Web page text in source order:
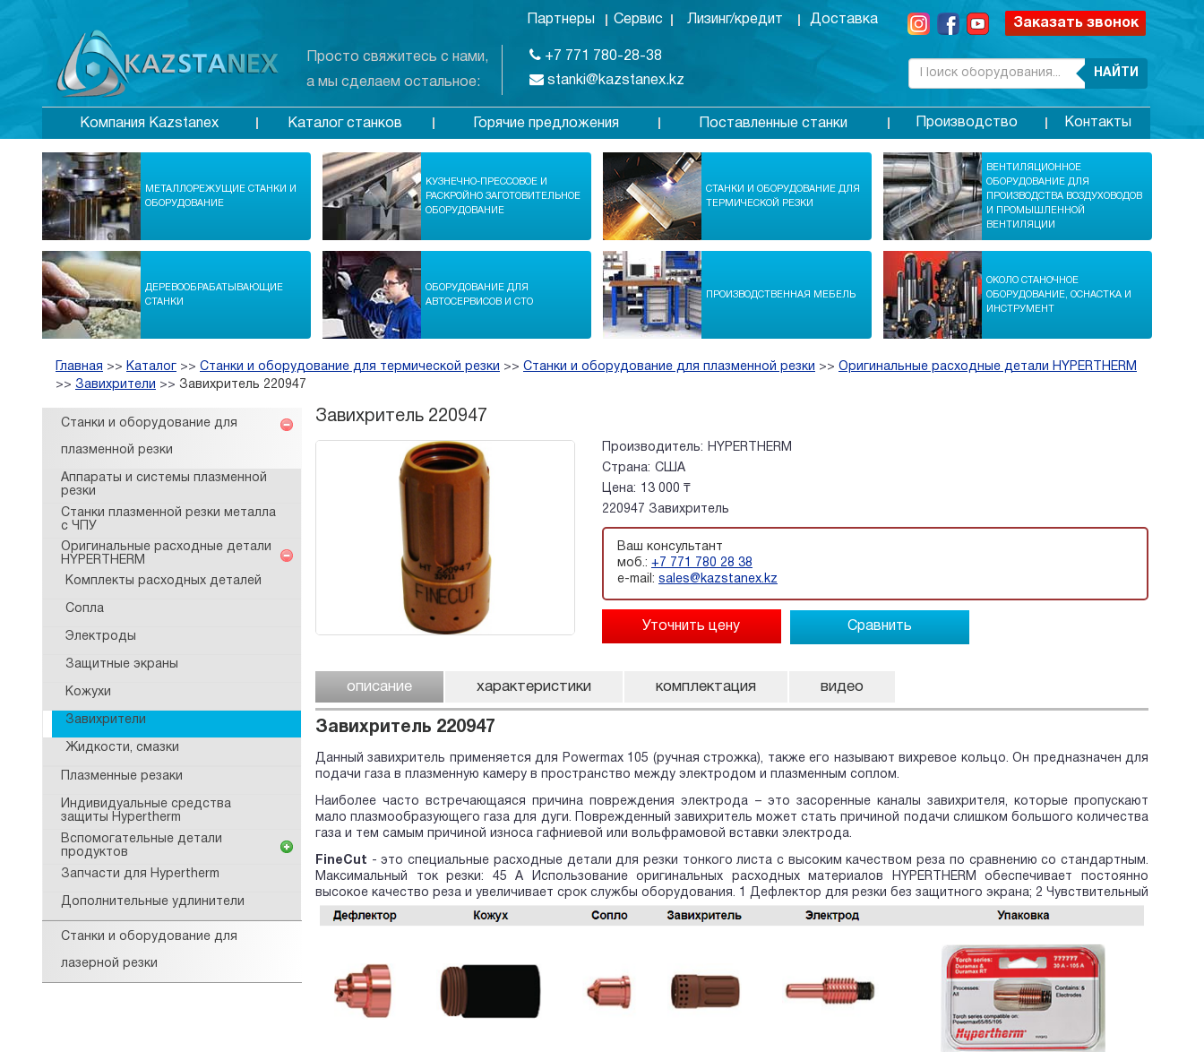
Просто свяжитесь с нами,
а мы сделаем остальное:
Партнеры Сервис Лизинг/кредит Доставка
+7 771 780-28-38
stanki@kazstanex.kz
Заказать звонок
НАЙТИ
Компания Kazstanex Каталог станков Горячие предложения Поставленные станки Производство Контакты
МЕТАЛЛОРЕЖУЩИЕ СТАНКИ И
ОБОРУДОВАНИЕ
КУЗНЕЧНО-ПРЕССОВОЕ И
РАСКРОЙНО ЗАГОТОВИТЕЛЬНОЕ
ОБОРУДОВАНИЕ
СТАНКИ И ОБОРУДОВАНИЕ ДЛЯ
ТЕРМИЧЕСКОЙ РЕЗКИ
ВЕНТИЛЯЦИОННОЕ
ОБОРУДОВАНИЕ ДЛЯ
ПРОИЗВОДСТВА ВОЗДУХОВОДОВ
И ПРОМЫШЛЕННОЙ
ВЕНТИЛЯЦИИ
ДЕРЕВООБРАБАТЫВАЮЩИЕ
СТАНКИ
ОБОРУДОВАНИЕ ДЛЯ
АВТОСЕРВИСОВ И СТО
ПРОИЗВОДСТВЕННАЯ МЕБЕЛЬ
ОКОЛО СТАНОЧНОЕ
ОБОРУДОВАНИЕ, ОСНАСТКА И
ИНСТРУМЕНТ
Главная >> Каталог >> Станки и оборудование для термической резки >> Станки и оборудование для плазменной резки >> Оригинальные расходные детали HYPERTHERM
>> Завихрители >> Завихритель 220947
Станки и оборудование для
плазменной резки
Аппараты и системы плазменной
резки
Станки плазменной резки металла
с ЧПУ
Оригинальные расходные детали
HYPERTHERM
Комплекты расходных деталей
Сопла
Электроды
Защитные экраны
Кожухи
Завихрители
Жидкости, смазки
Плазменные резаки
Индивидуальные средства
защиты Hypertherm
Вспомогательные детали
продуктов
Запчасти для Hypertherm
Дополнительные удлинители
Станки и оборудование для
лазерной резки
Завихритель 220947
Производитель:
HYPERTHERM
Страна: США
Цена: 13 000 ₸
220947 Завихритель
Ваш консультант
моб.: +7 771 780 28 38
e-mail: sales@kazstanex.kz
Сравнить
описание характеристики комплектация видео
Завихритель 220947
Данный завихритель применяется для Powermax 105 (ручная строжка), также его называют вихревое кольцо. Он предназначен для
подачи газа в плазменную камеру в пространство между электродом и плазменным соплом.
Наиболее часто встречающаяся причина повреждения электрода – это засоренные каналы завихрителя, которые пропускают
мало плазмообразующего газа для дуги. Поврежденный завихритель может стать причиной подачи слишком большого количества
газа и тем самым причиной износа гафниевой или вольфрамовой вставки электрода.
FineCut - это специальные расходные детали для резки тонкого листа с высоким качеством реза по сравнению со стандартным.
Максимальный ток резки: 45 А Использование оригинальных расходных материалов HYPERTHERM обеспечивает постоянно
высокое качество реза и увеличивает срок службы оборудования. 1 Дефлектор для резки без защитного экрана; 2 Чувствительный